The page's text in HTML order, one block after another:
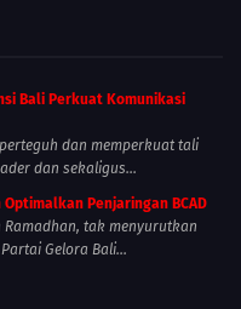
Bali Perkuat Komunikasi
dan memperkuat tali
dan sekaligus...
Penjaringan BCAD
tak menyurutkan
Gelora Bali...